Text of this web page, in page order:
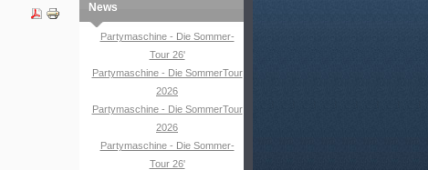
News
Partymaschine - Die Sommer-
Tour 26'
Partymaschine - Die SommerTour
2026
Partymaschine - Die SommerTour
2026
Partymaschine - Die Sommer-
Tour 26'